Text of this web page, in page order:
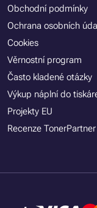
Obchodní podmínky
Ochrana osobních
Cookies
Věrnostní program
Často kladené otázky
Výkup náplní do
Projekty EU
Recenze TonerPartner